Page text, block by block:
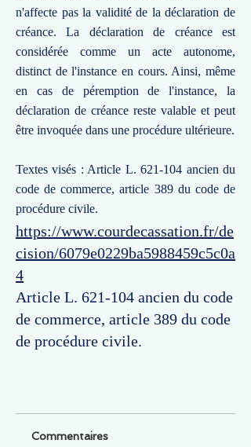
n'affecte pas la validité de la déclaration de
créance. La déclaration de créance est
considérée comme un acte autonome,
distinct de l'instance en cours. Ainsi, même
en cas de péremption de l'instance, la
déclaration de créance reste valable et peut
être invoquée dans une procédure ultérieure.
Textes visés : Article L. 621-104 ancien du
code de commerce, article 389 du code de
procédure civile.
https://www.courdecassation.fr/de
cision/6079e0229ba5988459c5c0a
4
Article L. 621-104 ancien du code
de commerce, article 389 du code
de procédure civile.
Commentaires